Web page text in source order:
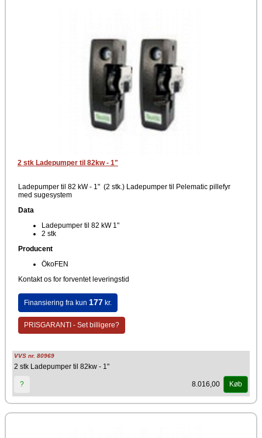
2 stk Ladepumper til 82kw - 1"
Ladepumper til 82 kW - 1" (2 stk.) Ladepumper til Pelematic pillefyr
med sugesystem
Data
Ladepumper til 82 kW 1"
2 stk
Producent
ÖkoFEN
Kontakt os for forventet leveringstid
Finansiering fra kun 177kr.
PRISGARANTI - Set billigere?
VVS nr. 80969
2 stk Ladepumper til 82kw - 1"
? 8.016,00 Køb